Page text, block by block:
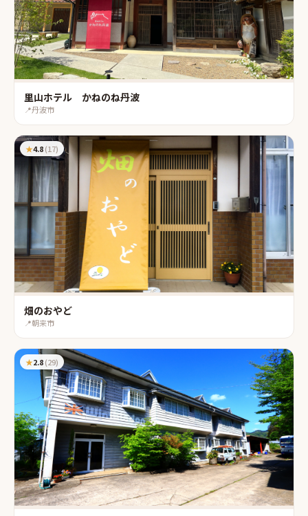
里山ホテル かねのね丹波
📍丹波市
★4.8(17)
畑のおやど
📍朝来市
★2.8(29)